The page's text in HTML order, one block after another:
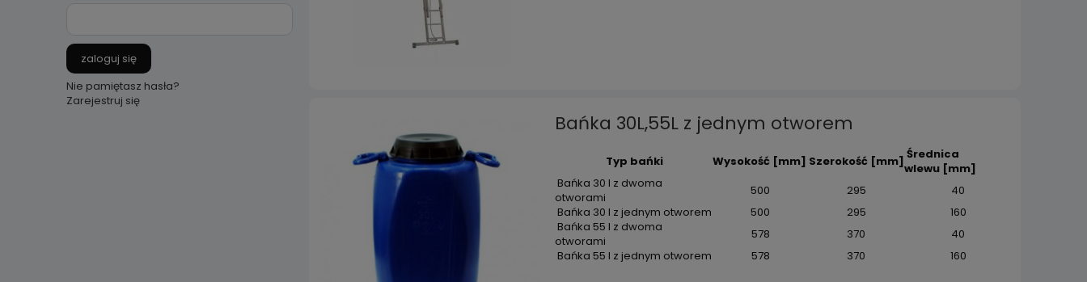
zaloguj się
Nie pamiętasz hasła?
Zarejestruj się
Bańka 30L,55L z jednym otworem
Typ bańki Wysokość [mm] Szerokość [mm] Średnica
wlewu [mm]
Bańka 30 l z dwoma
otworami
500 295
40
Bańka 30 l z jednym otworem
500 295
160
Bańka 55 l z dwoma
otworami
578 370
40
Bańka 55 l z jednym otworem
578 370 160